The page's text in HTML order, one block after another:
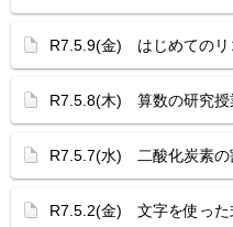
R7.5.9(金) はじめてのリ
R7.5.8(木) 算数の研究授
R7.5.7(水) 二酸化炭素の
R7.5.2(金) 文字を使った